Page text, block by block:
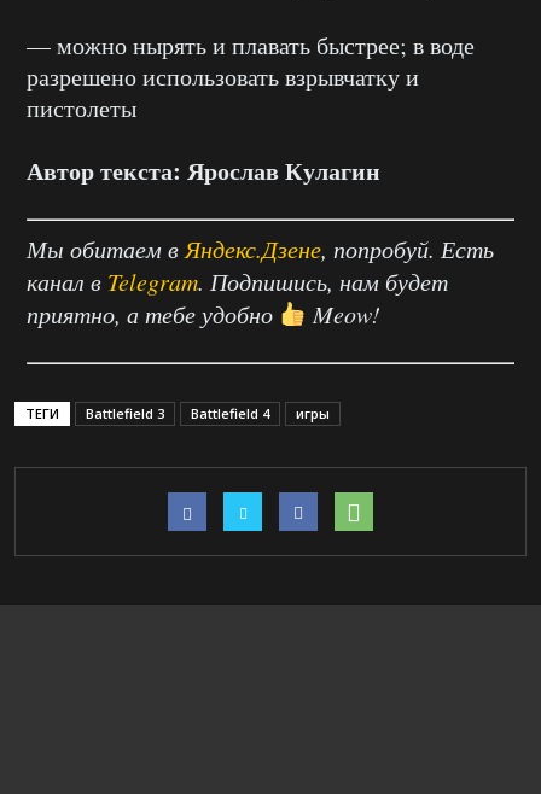
— можно нырять и плавать быстрее; в воде
разрешено использовать взрывчатку и
пистолеты
Автор текста: Ярослав Кулагин
Мы обитаем в Яндекс.Дзене, попробуй. Есть
канал в Telegram. Подпишись, нам будет
приятно, а тебе удобно
Meow!
ТЕГИ Battlefield 3 Battlefield 4 игры